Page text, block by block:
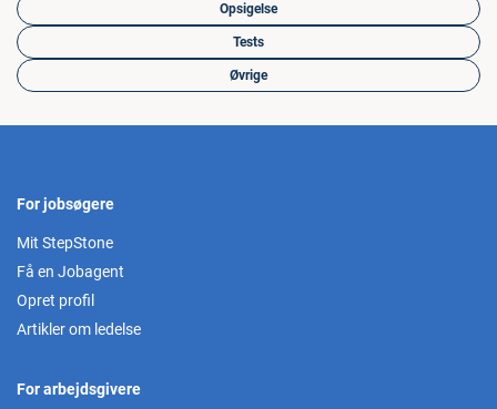
Opsigelse
Tests
Øvrige
For jobsøgere
Mit StepStone
Få en Jobagent
Opret profil
Artikler om ledelse
For arbejdsgivere